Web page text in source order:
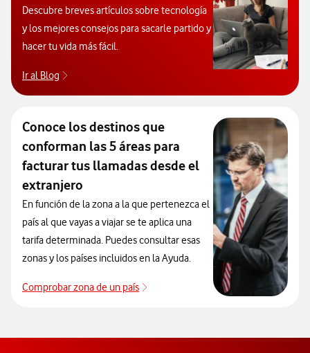
Descubre breves artículos sobre tecnología
y los mejores consejos para sacarle partido y
hacer tu vida más fácil.
Ir al Blog
Conoce los destinos que
conforman las 5 áreas para
facturar tus llamadas desde el
extranjero
En función de la zona a la que pertenezca el
país al que vayas a viajar se te aplica una
tarifa determinada. Puedes consultar esas
zonas y los países incluidos en la Ayuda.
Comprobar zona de un país
Que países incluye cada zona de